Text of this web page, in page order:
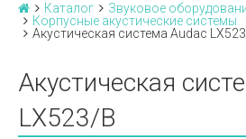
Каталог Звуковое
Корпусные акустические системы
Акустическая система Audac
Акустическая
LX523/B